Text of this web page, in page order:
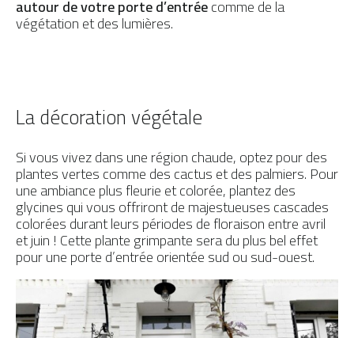
autour de votre porte d’entréecomme de la
végétation et des lumières.
La décoration végétale
Si vous vivez dans une région chaude, optez pour des
plantes vertes comme des cactus et des palmiers. Pour
une ambiance plus fleurie et colorée, plantez des
glycines qui vous offriront de majestueuses cascades
colorées durant leurs périodes de floraison entre avril
et juin ! Cette plante grimpante sera du plus bel effet
pour une porte d’entrée orientée sud ou sud-ouest.